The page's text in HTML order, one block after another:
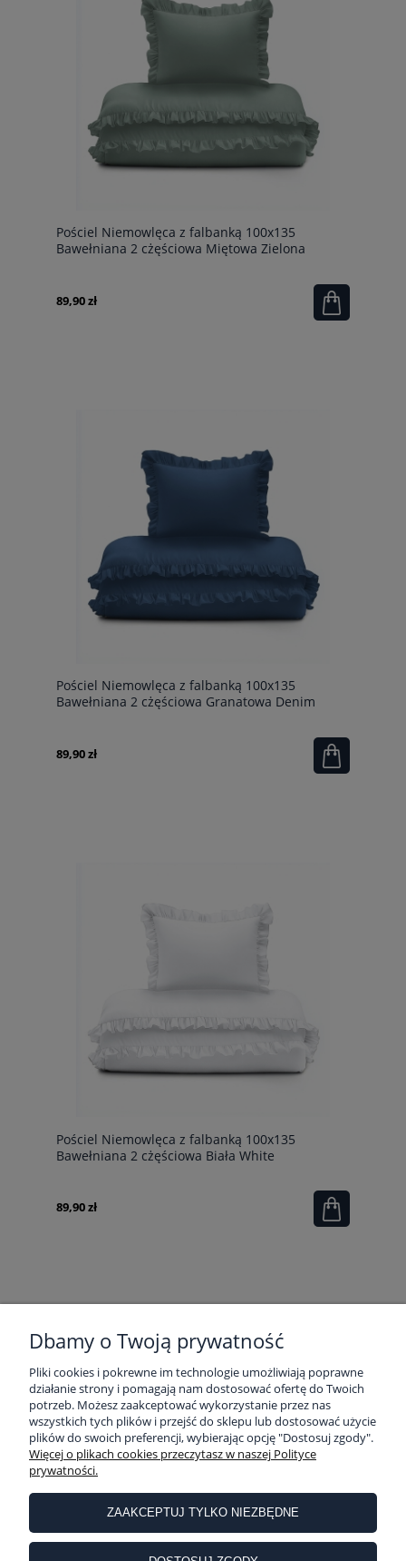
Pościel Niemowlęca z falbanką 100x135
Bawełniana 2 cżęściowa Miętowa Zielona
89,90 zł
Pościel Niemowlęca z falbanką 100x135
Bawełniana 2 cżęściowa Granatowa Denim
89,90 zł
Pościel Niemowlęca z falbanką 100x135
Bawełniana 2 cżęściowa Biała White
89,90 zł
POMOC
MOJE KONTO
INFORMACJE
Dbamy o Twoją prywatność
Pliki cookies i pokrewne im technologie umożliwiają poprawne
działanie strony i pomagają nam dostosować ofertę do Twoich
potrzeb. Możesz zaakceptować wykorzystanie przez nas
wszystkich tych plików i przejść do sklepu lub dostosować użycie
plików do swoich preferencji, wybierając opcję "Dostosuj zgody".
Więcej o plikach cookies przeczytasz w naszej Polityce
prywatności.
ZAAKCEPTUJ TYLKO NIEZBĘDNE